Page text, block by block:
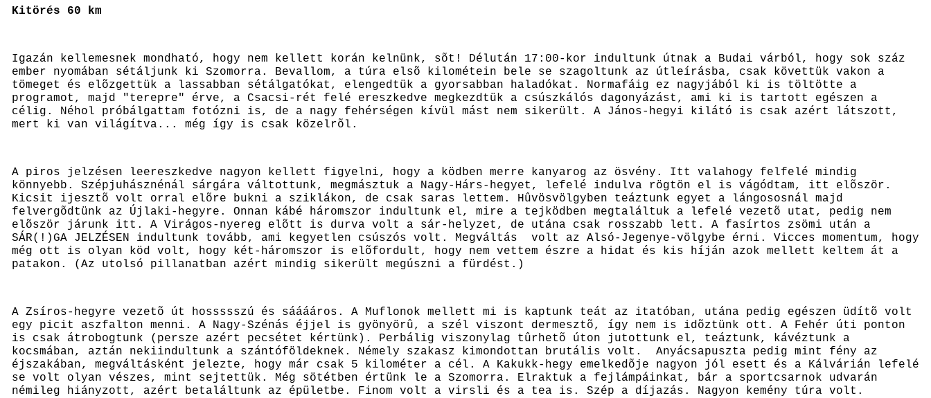
Kitörés 60 km
Igazán kellemesnek mondható, hogy nem kellett korán kelnünk, sõt! Délután 17:00-kor indultunk útnak a Budai várból, hogy sok száz
ember nyomában sétáljunk ki Szomorra. Bevallom, a túra elsõ kilométein bele se szagoltunk az útleírásba, csak követtük vakon a
tömeget és elõzgettük a lassabban sétálgatókat, elengedtük a gyorsabban haladókat. Normafáig ez nagyjából ki is töltötte a
programot, majd "terepre" érve, a Csacsi-rét felé ereszkedve megkezdtük a csúszkálós dagonyázást, ami ki is tartott egészen a
célig. Néhol próbálgattam fotózni is, de a nagy fehérségen kívül mást nem sikerült. A János-hegyi kilátó is csak azért látszott,
mert ki van világítva... még így is csak közelrõl.
A piros jelzésen leereszkedve nagyon kellett figyelni, hogy a ködben merre kanyarog az ösvény. Itt valahogy felfelé mindig
könnyebb. Szépjuhásznénál sárgára váltottunk, megmásztuk a Nagy-Hárs-hegyet, lefelé indulva rögtön el is vágódtam, itt elõször.
Kicsit ijesztõ volt orral elõre bukni a sziklákon, de csak saras lettem. Hûvösvölgyben teáztunk egyet a lángososnál majd
felvergõdtünk az Újlaki-hegyre. Onnan kábé háromszor indultunk el, mire a tejködben megtaláltuk a lefelé vezetõ utat, pedig nem
elõször járunk itt. A Virágos-nyereg elõtt is durva volt a sár-helyzet, de utána csak rosszabb lett. A fasírtos zsömi után a
SÁR(!)GA JELZÉSEN indultunk tovább, ami kegyetlen csúszós volt. Megváltás volt az Alsó-Jegenye-völgybe érni. Vicces momentum, hogy
még ott is olyan köd volt, hogy két-háromszor is elõfordult, hogy nem vettem észre a hidat és kis híján azok mellett keltem át a
patakon. (Az utolsó pillanatban azért mindig sikerült megúszni a fürdést.)
A Zsíros-hegyre vezetõ út hossssszú és sááááros. A Muflonok mellett mi is kaptunk teát az itatóban, utána pedig egészen üdítõ volt
egy picit aszfalton menni. A Nagy-Szénás éjjel is gyönyörû, a szél viszont dermesztõ, így nem is idõztünk ott. A Fehér úti ponton
is csak átrobogtunk (persze azért pecsétet kértünk). Perbálig viszonylag tûrhetõ úton jutottunk el, teáztunk, kávéztunk a
kocsmában, aztán nekiindultunk a szántóföldeknek. Némely szakasz kimondottan brutális volt.
Anyácsapuszta pedig mint fény az
éjszakában, megváltásként jelezte, hogy már csak 5 kilométer a cél. A Kakukk-hegy emelkedõje nagyon jól esett és a Kálvárián lefelé
se volt olyan vészes, mint sejtettük. Még sötétben értünk le a Szomorra. Elraktuk a fejlámpáinkat, bár a sportcsarnok udvarán
némileg hiányzott, azért betaláltunk az épületbe. Finom volt a virsli és a tea is. Szép a díjazás. Nagyon kemény túra volt.